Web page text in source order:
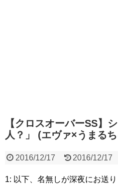
【クロスオーバーSS】
人？」 (エヴァ×うまる
2016/12/17 2016/12/17
1: 以下、名無しが深夜にお送